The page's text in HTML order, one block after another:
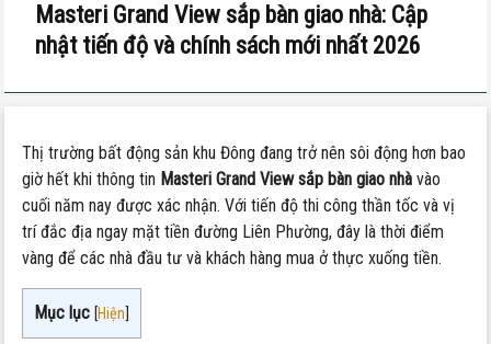
Masteri Grand View sắp bàn giao nhà: Cập
nhật tiến độ và chính sách mới nhất 2026
Thị trường bất động sản khu Đông đang trở nên sôi động hơn bao
giờ hết khi thông tin Masteri Grand View sắp bàn giao nhà vào
cuối năm nay được xác nhận. Với tiến độ thi công thần tốc và vị
trí đắc địa ngay mặt tiền đường Liên Phường, đây là thời điểm
vàng để các nhà đầu tư và khách hàng mua ở thực xuống tiền.
Mục lục [Hiện]